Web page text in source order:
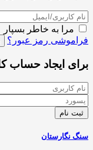
مرا به خاطر بسپار
فراموشی رمز عبور؟
برای ایجاد حساب
سنگ نگارستان